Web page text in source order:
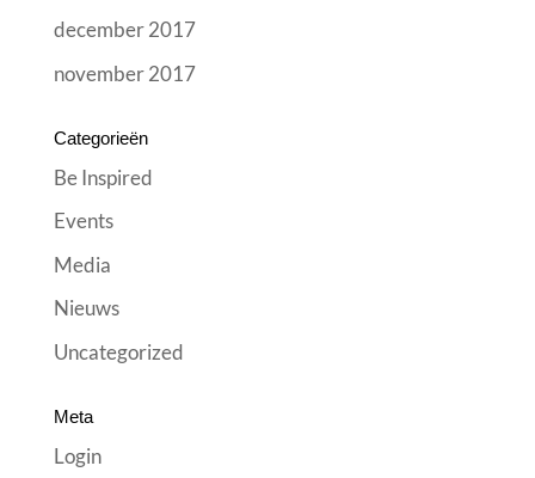
december 2017
november 2017
Categorieën
Be Inspired
Events
Media
Nieuws
Uncategorized
Meta
Login